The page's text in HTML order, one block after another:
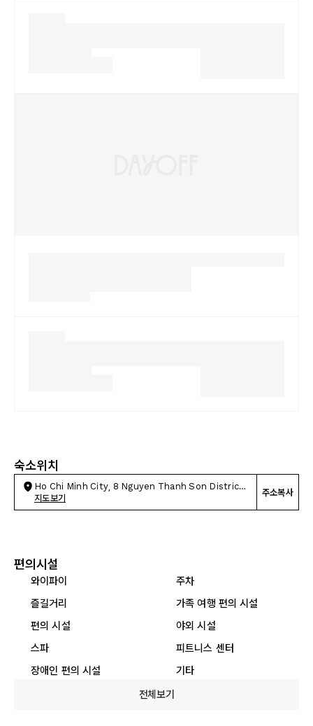
숙소위치
Ho Chi Minh City, 8 Nguyen Thanh Son District
2
지도보기
주소복사
편의시설
와이파이
주차
즐길거리
가족 여행 편의 시설
편의 시설
야외 시설
스파
피트니스 센터
장애인 편의 시설
기타
전체보기